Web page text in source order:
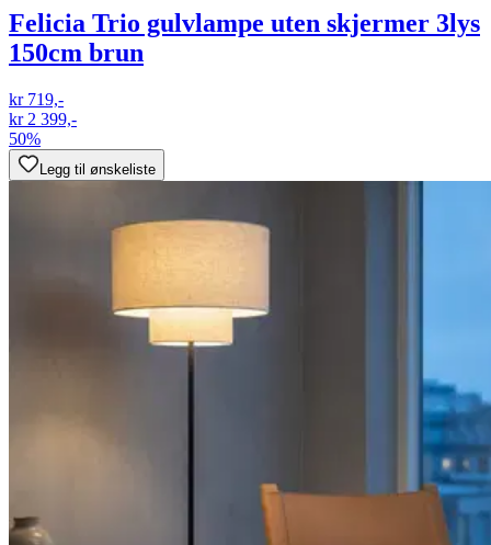
Felicia Trio gulvlampe uten skjermer 3lys
150cm brun
kr 719,-
kr 2 399,-
50%
Legg til ønskeliste